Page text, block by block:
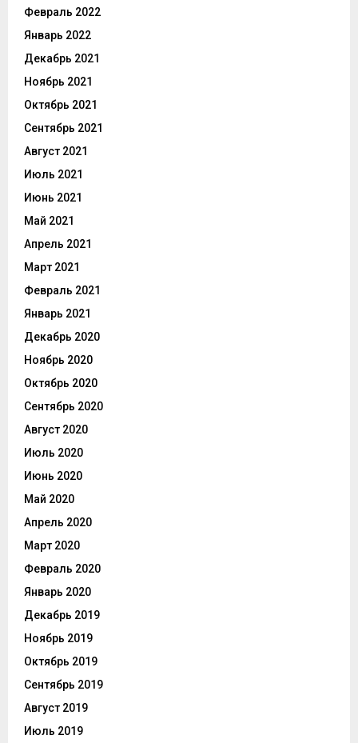
Февраль 2022
Январь 2022
Декабрь 2021
Ноябрь 2021
Октябрь 2021
Сентябрь 2021
Август 2021
Июль 2021
Июнь 2021
Май 2021
Апрель 2021
Март 2021
Февраль 2021
Январь 2021
Декабрь 2020
Ноябрь 2020
Октябрь 2020
Сентябрь 2020
Август 2020
Июль 2020
Июнь 2020
Май 2020
Апрель 2020
Март 2020
Февраль 2020
Январь 2020
Декабрь 2019
Ноябрь 2019
Октябрь 2019
Сентябрь 2019
Август 2019
Июль 2019